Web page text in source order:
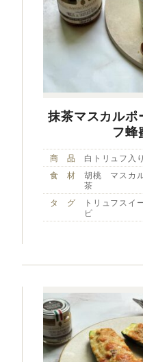
抹茶マスカルポ
フ蜂
商 品
白トリュフ入
食 材
胡桃 マスカ
茶
タ グ
トリュフスイ
ピ